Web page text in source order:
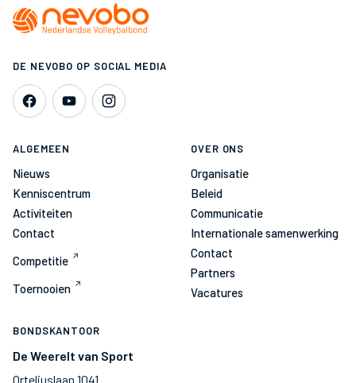
DE NEVOBO OP SOCIAL MEDIA
ALGEMEEN
Nieuws
Kenniscentrum
Activiteiten
Contact
Competitie
Toernooien
OVER ONS
Organisatie
Beleid
Communicatie
Internationale samenwerking
Contact
Partners
Vacatures
BONDSKANTOOR
De Weerelt van Sport
Orteliuslaan 1041